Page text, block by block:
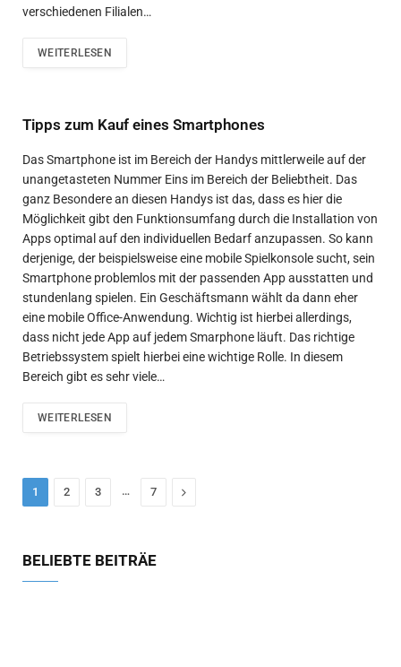
verschiedenen Filialen…
WEITERLESEN
Tipps zum Kauf eines Smartphones
Das Smartphone ist im Bereich der Handys mittlerweile auf der
unangetasteten Nummer Eins im Bereich der Beliebtheit. Das
ganz Besondere an diesen Handys ist das, dass es hier die
Möglichkeit gibt den Funktionsumfang durch die Installation von
Apps optimal auf den individuellen Bedarf anzupassen. So kann
derjenige, der beispielsweise eine mobile Spielkonsole sucht, sein
Smartphone problemlos mit der passenden App ausstatten und
stundenlang spielen. Ein Geschäftsmann wählt da dann eher
eine mobile Office-Anwendung. Wichtig ist hierbei allerdings,
dass nicht jede App auf jedem Smarphone läuft. Das richtige
Betriebssystem spielt hierbei eine wichtige Rolle. In diesem
Bereich gibt es sehr viele…
WEITERLESEN
1 2 3 … 7 Next
BELIEBTE BEITRÄE